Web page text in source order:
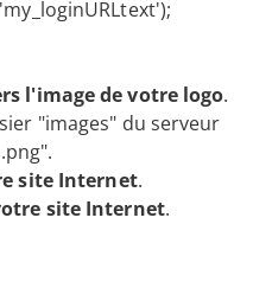
l'image de votre logo.
"images" du serveur
site Internet.
site Internet.